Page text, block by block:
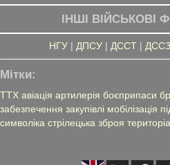
ІНШІ ВІЙСЬКОВІ
НГУ| ДПСУ| ДССТ|
Мітки:
ТТХ авіація артилерія боєприпаси
забезпечення закупівлі мобілізація
символіка стрілецька зброя